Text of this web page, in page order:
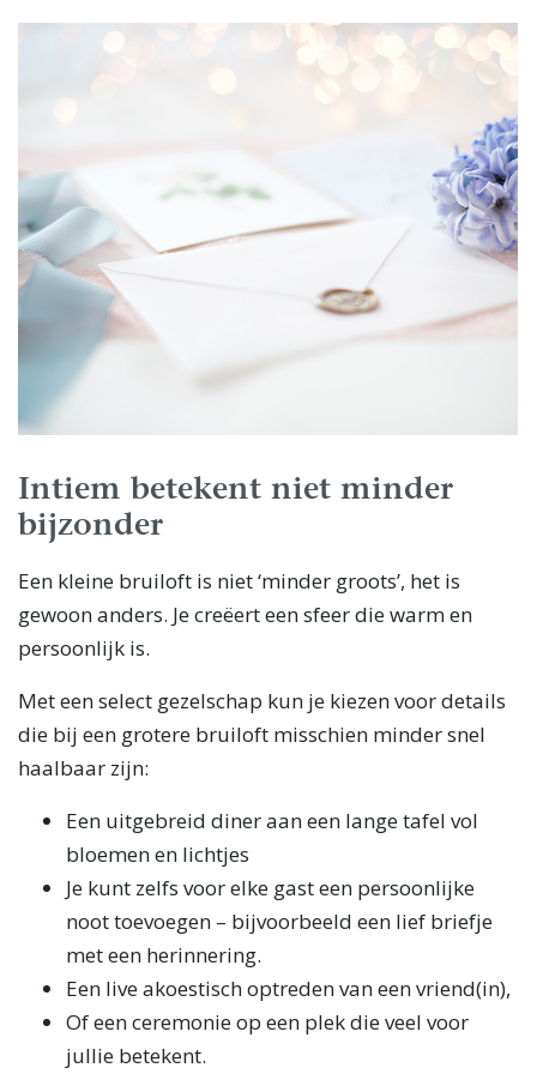
Intiem betekent niet minder
bijzonder
Een kleine bruiloft is niet ‘minder groots’, het is
gewoon anders. Je creëert een sfeer die warm en
persoonlijk is.
Met een select gezelschap kun je kiezen voor details
die bij een grotere bruiloft misschien minder snel
haalbaar zijn:
Een uitgebreid diner aan een lange tafel vol
bloemen en lichtjes
Je kunt zelfs voor elke gast een persoonlijke
noot toevoegen – bijvoorbeeld een lief briefje
met een herinnering.
Een live akoestisch optreden van een vriend(in),
Of een ceremonie op een plek die veel voor
jullie betekent.